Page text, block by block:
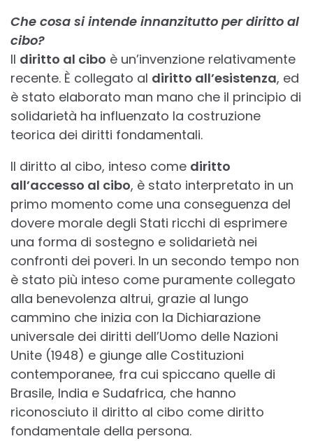
Che cosa si intende innanzitutto per diritto al
cibo?
Il diritto al cibo è un’invenzione relativamente
recente. È collegato al diritto all’esistenza, ed
è stato elaborato man mano che il principio di
solidarietà ha influenzato la costruzione
teorica dei diritti fondamentali.
Il diritto al cibo, inteso come diritto
all’accesso al cibo, è stato interpretato in un
primo momento come una conseguenza del
dovere morale degli Stati ricchi di esprimere
una forma di sostegno e solidarietà nei
confronti dei poveri. In un secondo tempo non
è stato più inteso come puramente collegato
alla benevolenza altrui, grazie al lungo
cammino che inizia con la Dichiarazione
universale dei diritti dell’Uomo delle Nazioni
Unite (1948) e giunge alle Costituzioni
contemporanee, fra cui spiccano quelle di
Brasile, India e Sudafrica, che hanno
riconosciuto il diritto al cibo come diritto
fondamentale della persona.